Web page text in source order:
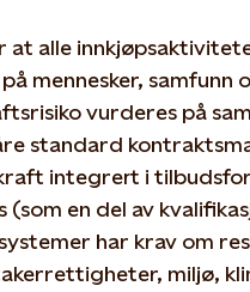
at alle
mennesker, samfunn
vurderes på
standard
integrert i
(som en del av
har krav om
miljø,